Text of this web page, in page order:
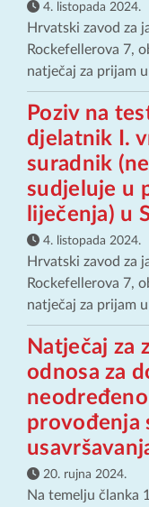
4. listopada 2024.
Hrvatski zavod za
Rockefellerova 7,
natječaj za prijam
Poziv na
djelatnik I.
suradnik
sudjeluje u
liječenja) u
4. listopada 2024.
Hrvatski zavod za
Rockefellerova 7,
natječaj za prijam
Natječaj za
odnosa za
provođenja
20. rujna 2024.
Na temelju članka